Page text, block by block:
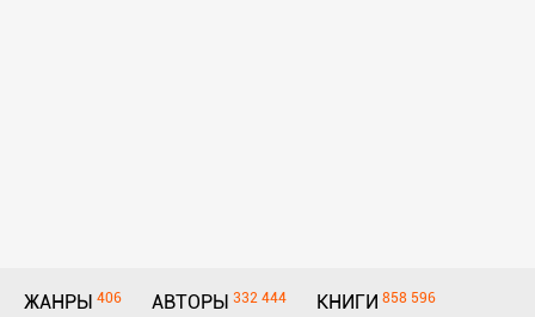
ЖАНРЫ 406 АВТОРЫ 332 444 КНИГИ 858 596